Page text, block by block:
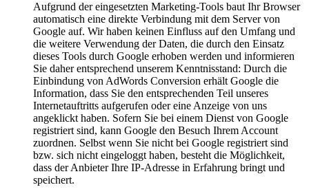
Aufgrund der eingesetzten Marketing-Tools baut Ihr Browser
automatisch eine direkte Verbindung mit dem Server von
Google auf. Wir haben keinen Einfluss auf den Umfang und
die weitere Verwendung der Daten, die durch den Einsatz
dieses Tools durch Google erhoben werden und informieren
Sie daher entsprechend unserem Kenntnisstand: Durch die
Einbindung von AdWords Conversion erhält Google die
Information, dass Sie den entsprechenden Teil unseres
Internetauftritts aufgerufen oder eine Anzeige von uns
angeklickt haben. Sofern Sie bei einem Dienst von Google
registriert sind, kann Google den Besuch Ihrem Account
zuordnen. Selbst wenn Sie nicht bei Google registriert sind
bzw. sich nicht eingeloggt haben, besteht die Möglichkeit,
dass der Anbieter Ihre IP-Adresse in Erfahrung bringt und
speichert.